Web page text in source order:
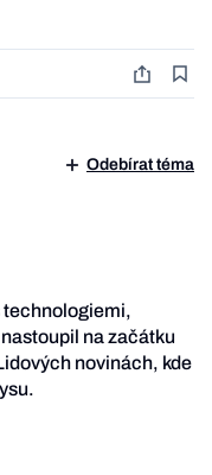
Odebírat téma
technologiemi,
na začátku
novinách, kde